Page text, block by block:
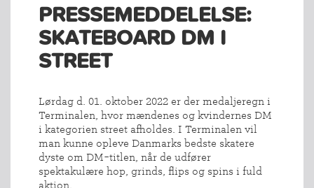
PRESSEMEDDELELSE:
SKATEBOARD DM I
STREET
Lørdag d. 01. oktober 2022 er der medaljeregn i
Terminalen, hvor mændenes og kvindernes DM
i kategorien street afholdes. I Terminalen vil
man kunne opleve Danmarks bedste skatere
dyste om DM-titlen, når de udfører
spektakulære hop, grinds, flips og spins i fuld
aktion.